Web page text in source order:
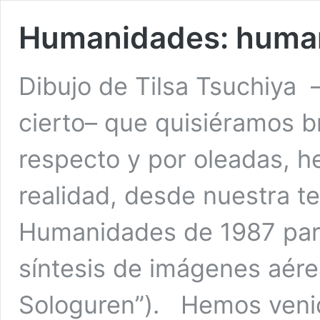
Humanidades:
Dibujo de Tilsa
cierto– que quisiéramos
respecto y por oleadas,
realidad, desde nuestra
Humanidades de 1987
síntesis de imágenes
Sologuren”). Hemos